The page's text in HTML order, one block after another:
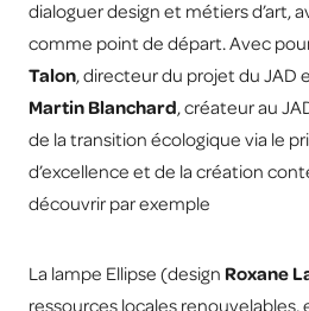
dialoguer design et métiers d’art,
comme point de départ. Avec
Talon, directeur du projet du JAD
Martin Blanchard, créateur au
de la transition écologique via le
d’excellence et de la création
découvrir par exemple
La lampe Ellipse (design Roxane
ressources locales renouvelables,